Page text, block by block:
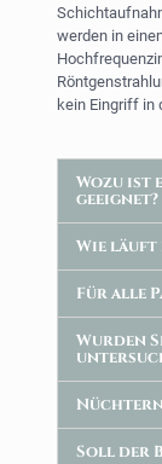
werden in
kein Eingriff in
Wozu ist
geeignet?
Wie läuft
Für alle
Wurden
Soll der